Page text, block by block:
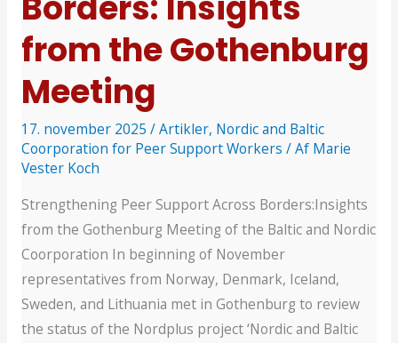
from the Gothenburg
Meeting
17. november 2025 /Artikler, Nordic and Baltic
Coorporation for Peer Support Workers / Af Marie
Vester Koch
Strengthening Peer Support Across Borders:Insights
from the Gothenburg Meeting of the Baltic and Nordic
Coorporation In beginning of November
representatives from Norway, Denmark, Iceland,
Sweden, and Lithuania met in Gothenburg to review
the status of the Nordplus project ‘Nordic and Baltic